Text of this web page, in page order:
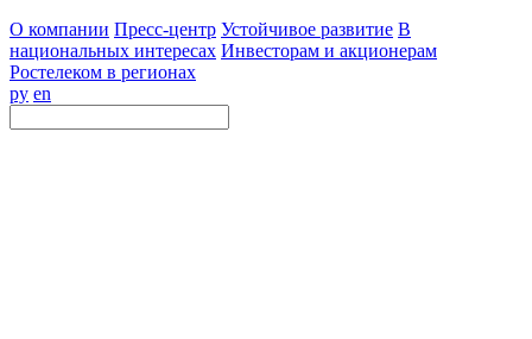
О компании Пресс-центр Устойчивое развитие В
национальных интересах Инвесторам и акционерам
Ростелеком в регионах
ру en